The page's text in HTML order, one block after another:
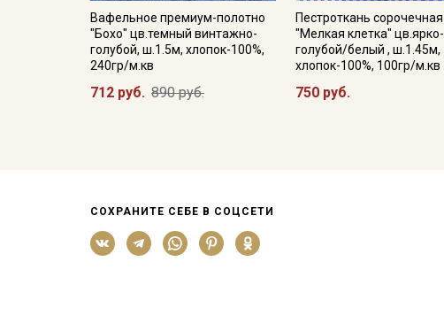
Вафельное премиум-полотно
"Бохо" цв.темный винтажно-
голубой, ш.1.5м, хлопок-100%,
240гр/м.кв
712 руб. 890 руб.
Пестроткань сорочечная
"Мелкая клетка" цв.ярко-
голубой/белый , ш.1.45м,
хлопок-100%, 100гр/м.кв
750 руб.
СОХРАНИТЕ СЕБЕ В СОЦСЕТИ